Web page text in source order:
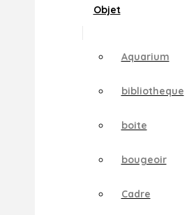
Objet
Aquarium
bibliotheque
boite
bougeoir
Cadre